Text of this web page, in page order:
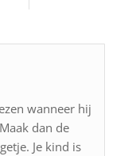
wanneer hij
dan de
Je kind is